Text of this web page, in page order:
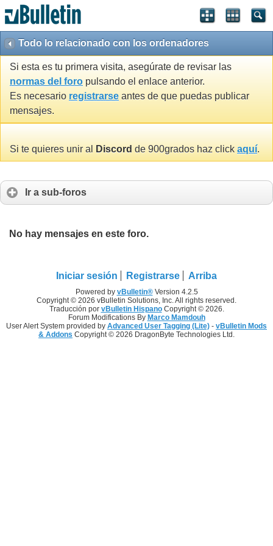
Todo lo relacionado con los ordenadores
Si esta es tu primera visita, asegúrate de revisar las
normas del foro pulsando el enlace anterior.
Es necesario registrarse antes de que puedas publicar
mensajes.
Si te quieres unir al Discord de 900grados haz click aquí.
Ir a sub-foros
No hay mensajes en este foro.
Iniciar sesión Registrarse Arriba
Powered by vBulletin®Version 4.2.5
Copyright © 2026 vBulletin Solutions, Inc. All rights reserved.
Traducción por vBulletin HispanoCopyright © 2026.
Forum Modifications By Marco Mamdouh
User Alert System provided by Advanced User Tagging (Lite) - vBulletin Mods
& Addons Copyright © 2026 DragonByte Technologies Ltd.